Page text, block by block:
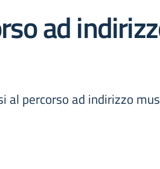
ad
al percorso ad indirizzo